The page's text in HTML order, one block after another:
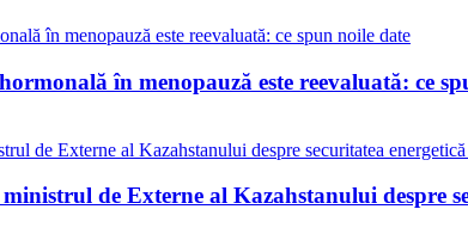
în menopauză este reevaluată: ce
de Externe al Kazahstanului despre